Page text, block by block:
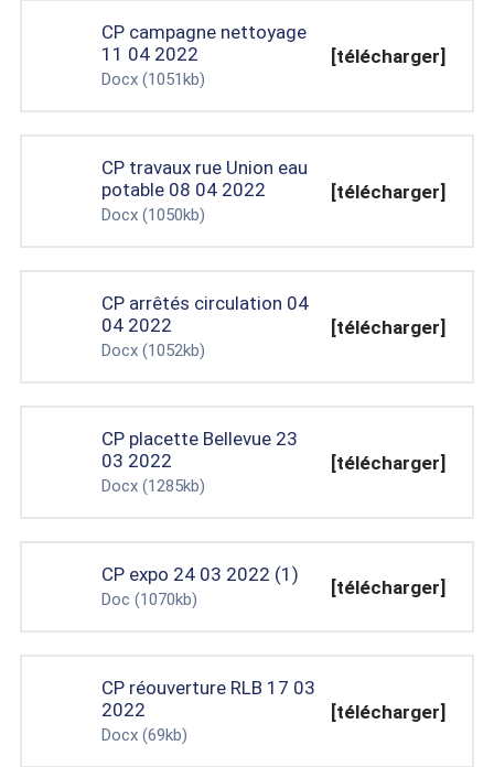
CP campagne nettoyage
11 04 2022
Docx (1051kb)
[télécharger]
CP travaux rue Union eau
potable 08 04 2022
Docx (1050kb)
[télécharger]
CP arrêtés circulation 04
04 2022
Docx (1052kb)
[télécharger]
CP placette Bellevue 23
03 2022
Docx (1285kb)
[télécharger]
CP expo 24 03 2022 (1)
Doc (1070kb)
[télécharger]
CP réouverture RLB 17 03
2022
Docx (69kb)
[télécharger]